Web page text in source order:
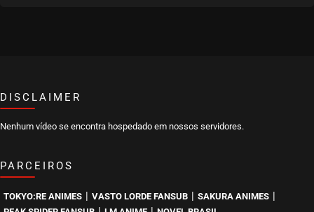
DISCLAIMER
Nenhum vídeo se encontra hospedado em nossos servidores.
PARCEIROS
TOKYO:RE ANIMES VASTO LORDE FANSUB SAKURA ANIMES